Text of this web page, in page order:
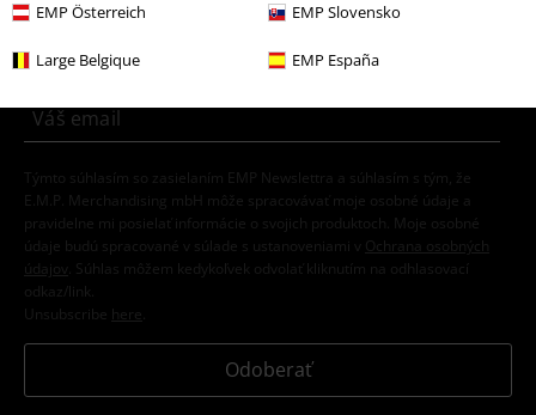
EMP Österreich EMP Slovensko
Large Belgique EMP España
Získajte 15% zľavový poukaz, keď sa prihlásite
teraz!
Týmto súhlasím so zasielaním EMP Newslettra a súhlasím s tým, že
E.M.P. Merchandising mbH môže spracovávať moje osobné údaje a
pravidelne mi posielať informácie o svojich produktoch. Moje osobné
údaje budú spracované v súlade s ustanoveniami v
Ochrana osobných
údajov
. Súhlas môžem kedykoľvek odvolať kliknutím na odhlasovací
odkaz/link.
Unsubscribe here
Odoberať